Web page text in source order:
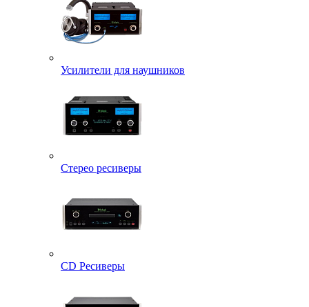
Усилители для наушников
Стерео ресиверы
CD Ресиверы